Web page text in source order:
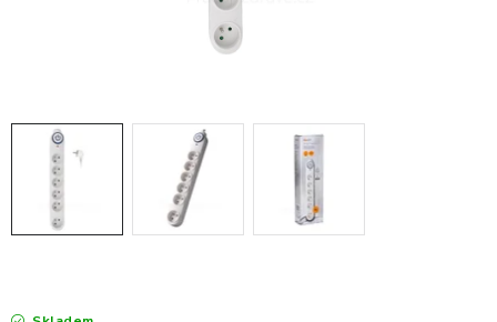
PODSEDÁKY NA ŽIDLE
ZDRAVOTNICKÉ POMŮCKY